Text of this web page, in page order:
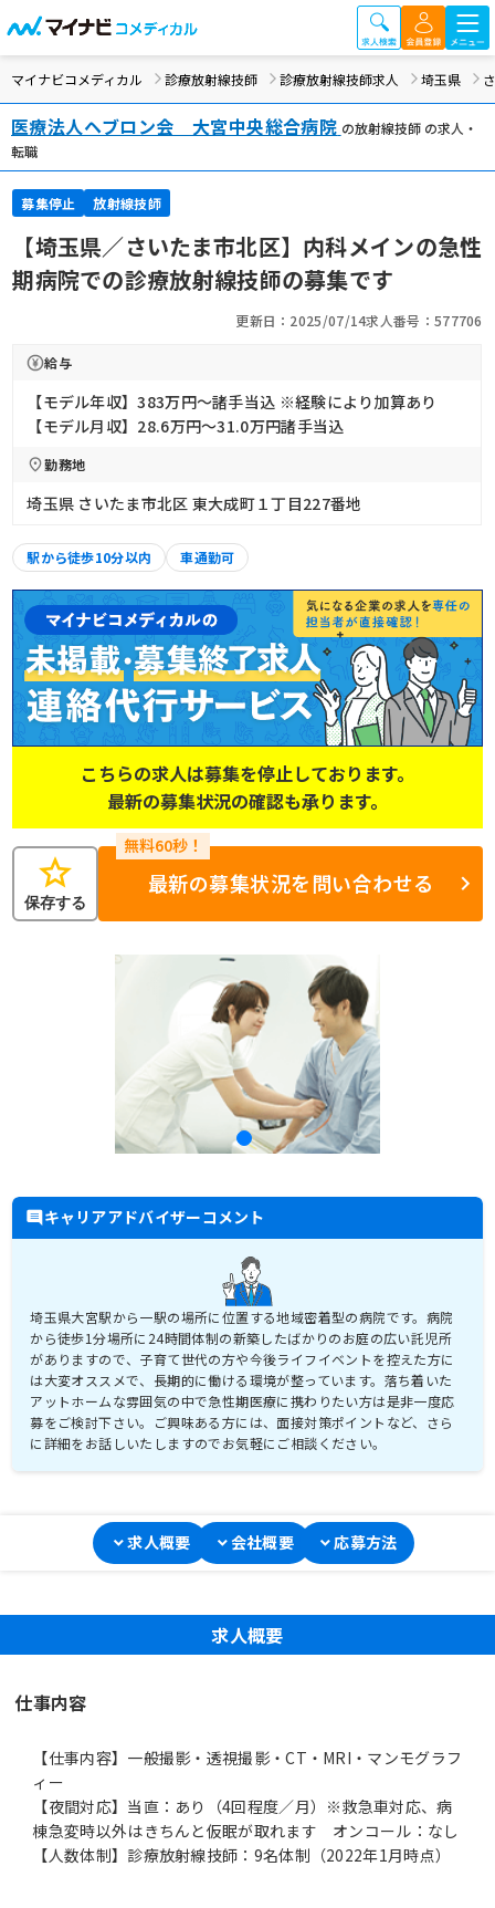
マイナビコメディカル 診療放射線技師 診療放射線技師求人 埼玉県
医療法人ヘブロン会 大宮中央総合病院 の放射線技師 の求人・
転職
募集停止 放射線技師
【埼玉県／さいたま市北区】内科メインの急性
期病院での診療放射線技師の募集です
更新日：2025/07/14求人番号：577706
給与
【モデル年収】383万円〜諸手当込 ※経験により加算あり
【モデル月収】28.6万円〜31.0万円諸手当込
勤務地
埼玉県 さいたま市北区 東大成町１丁目227番地
駅から徒歩10分以内 車通勤可
こちらの求人は募集を停止しております。
最新の募集状況の確認も承ります。
star
保存する
最新の募集状況を問い合わせる
キャリアアドバイザーコメント
埼玉県大宮駅から一駅の場所に位置する地域密着型の病院です。病院
から徒歩1分場所に24時間体制の新築したばかりのお庭の広い託児所
がありますので、子育て世代の方や今後ライフイベントを控えた方に
は大変オススメで、長期的に働ける環境が整っています。落ち着いた
アットホームな雰囲気の中で急性期医療に携わりたい方は是非一度応
募をご検討下さい。ご興味ある方には、面接対策ポイントなど、さら
に詳細をお話しいたしますのでお気軽にご相談ください。
求人概要 会社概要 応募方法
求人概要
仕事内容
【仕事内容】一般撮影・透視撮影・CT・MRI・マンモグラフ
ィー
【夜間対応】当直：あり（4回程度／月）※救急車対応、病
棟急変時以外はきちんと仮眠が取れます オンコール：なし
【人数体制】診療放射線技師：9名体制（2022年1月時点）